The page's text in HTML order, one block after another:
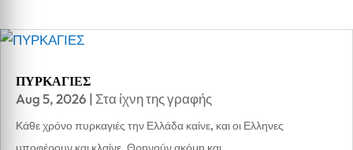
ΠΥΡΚΑΓΙΕΣ
Aug 5, 2026 | Στα ίχνη της γραφής
Κάθε χρόνο πυρκαγιές την Ελλάδα καίνε, και οι Ελληνες